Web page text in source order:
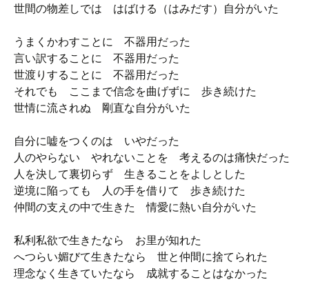
世間の物差しでは はばける（はみだす）自分がいた
うまくかわすことに 不器用だった
言い訳することに 不器用だった
世渡りすることに 不器用だった
それでも ここまで信念を曲げずに 歩き続けた
世情に流されぬ 剛直な自分がいた
自分に嘘をつくのは いやだった
人のやらない やれないことを 考えるのは痛快だった
人を決して裏切らず 生きることをよしとした
逆境に陥っても 人の手を借りて 歩き続けた
仲間の支えの中で生きた 情愛に熱い自分がいた
私利私欲で生きたなら お里が知れた
へつらい媚びて生きたなら 世と仲間に捨てられた
理念なく生きていたなら 成就することはなかった